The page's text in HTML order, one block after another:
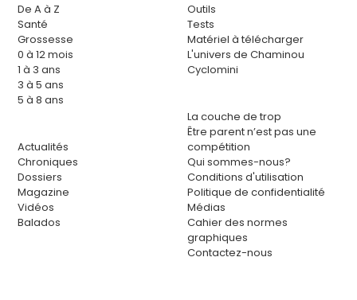
De A à Z
Santé
Grossesse
0 à 12 mois
1 à 3 ans
3 à 5 ans
5 à 8 ans
Actualités
Chroniques
Dossiers
Magazine
Vidéos
Balados
Outils
Tests
Matériel à télécharger
L'univers de Chaminou
Cyclomini
La couche de trop
Être parent n’est pas une
compétition
Qui sommes-nous?
Conditions d'utilisation
Politique de confidentialité
Médias
Cahier des normes
graphiques
Contactez-nous